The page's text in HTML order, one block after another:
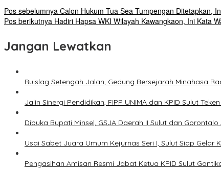
Pos sebelumnya Calon Hukum Tua Sea Tumpengan Ditetapkan,
Pos berikutnya Hadiri Hapsa WKI Wilayah Kawangkaon, Ini Kata
Jangan Lewatkan
Ruislag Setengah Jalan, Gedung Bersejarah Minahasa
Jalin Sinergi Pendidikan, FIPP UNIMA dan KPID Sulut
Dibuka Bupati Minsel, GSJA Daerah II Sulut dan
Usai Sabet Juara Umum Kejurnas Seri I, Sulut Siap
Pengasihan Amisan Resmi Jabat Ketua KPID Sulut